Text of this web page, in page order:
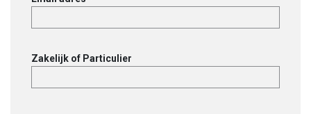
Zakelijk of Particulier